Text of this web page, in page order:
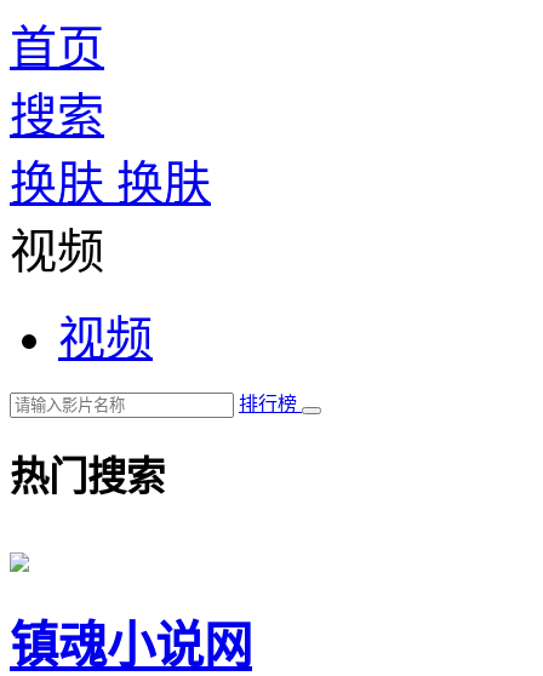
首页
搜索
换肤 换肤
视频
视频
排行榜
热门搜索
镇魂小说网